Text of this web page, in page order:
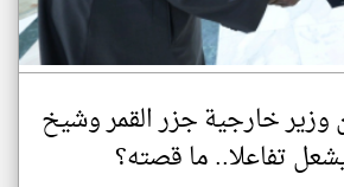
وزير خارجية جزر القمر وشيخ
تفاعلا.. ما قصته؟